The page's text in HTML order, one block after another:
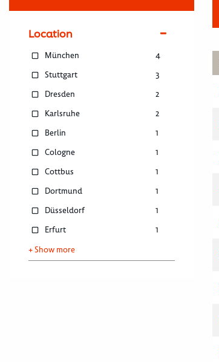
Location
München
4
Stuttgart
3
Dresden
2
Karlsruhe
2
Berlin
1
Cologne
1
Cottbus
1
Dortmund
1
Düsseldorf
1
Erfurt
1
+ Show more